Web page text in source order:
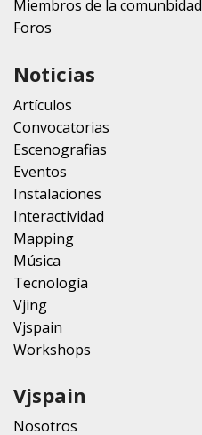
Miembros de la comunbidad
Foros
Noticias
Artículos
Convocatorias
Escenografias
Eventos
Instalaciones
Interactividad
Mapping
Música
Tecnología
Vjing
Vjspain
Workshops
Vjspain
Nosotros